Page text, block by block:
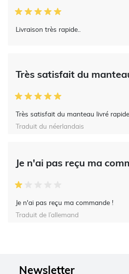
Livraison très rapide..
Très satisfait du
Très satisfait du manteau livré
Traduit du néerlandais
Je n'ai pas reçu ma
Je n'ai pas reçu ma commande !
Traduit de l’allemand
Newsletter